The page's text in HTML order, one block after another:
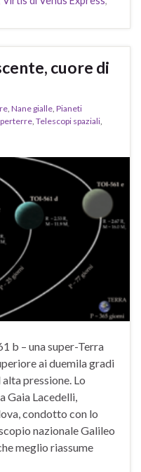
cuore di
, Nane gialle, Pianeti
, Telescopi spaziali,
b – una super-Terra
ai duemila gradi
pressione. Lo
Gaia Lacedelli,
condotto con lo
nazionale Galileo
meglio riassume